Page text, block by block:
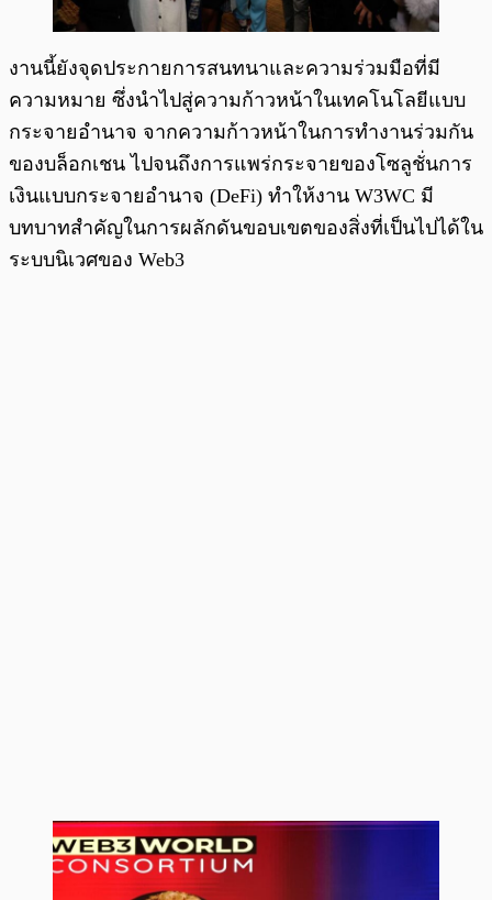
งานนี้ยังจุดประกายการสนทนาและความร่วมมือที่มี
ความหมาย ซึ่งนำไปสู่ความก้าวหน้าในเทคโนโลยีแบบ
กระจายอำนาจ จากความก้าวหน้าในการทำงานร่วมกัน
ของบล็อกเชน ไปจนถึงการแพร่กระจายของโซลูชั่นการ
เงินแบบกระจายอำนาจ (DeFi) ทำให้งาน W3WC มี
บทบาทสำคัญในการผลักดันขอบเขตของสิ่งที่เป็นไปได้ใน
ระบบนิเวศของ Web3